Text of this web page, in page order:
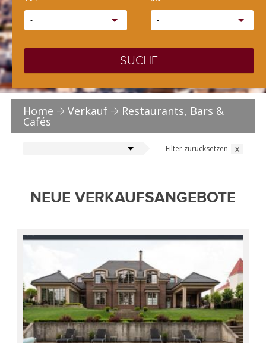
- -
SUCHE
Home Verkauf Restaurants, Bars &
Cafés
- Filter zurücksetzen x
NEUE VERKAUFSANGEBOTE